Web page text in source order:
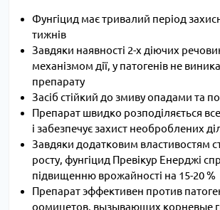
Фунгіцид має тривалий період
тижнів
Завдяки наявності 2-х діючих
механізмом дії, у патогенів не
препарату
Засіб стійкий до змиву опадами та
Препарат швидко розподіляється
і забезпечує захист необроблених
Завдяки додатковим властивостям
росту, фунгіцид Превікур Енерджі
підвищенню врожайності на 15-20 %
Препарат эффективен против
оомицетов, вызывающих корневые